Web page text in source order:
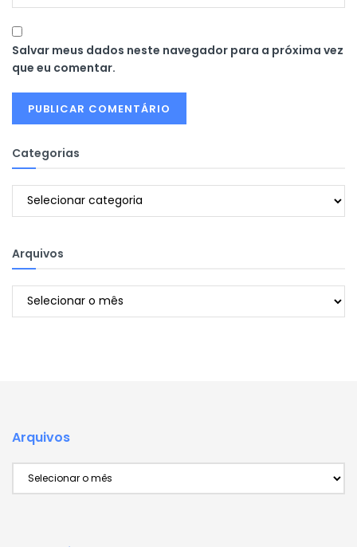
Salvar meus dados neste navegador para a próxima vez
que eu comentar.
Categorias
Categorias
Arquivos
Arquivos
Arquivos